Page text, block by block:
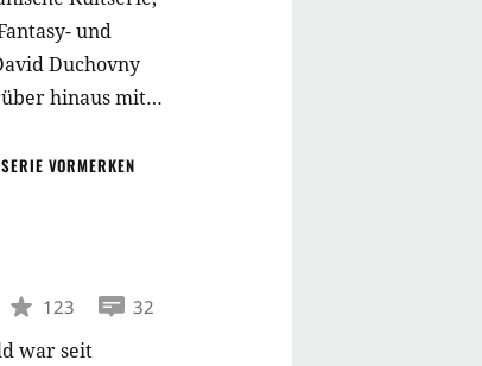
und
Duchovny
hinaus mit
SERIE VORMERKEN
123 32
war seit